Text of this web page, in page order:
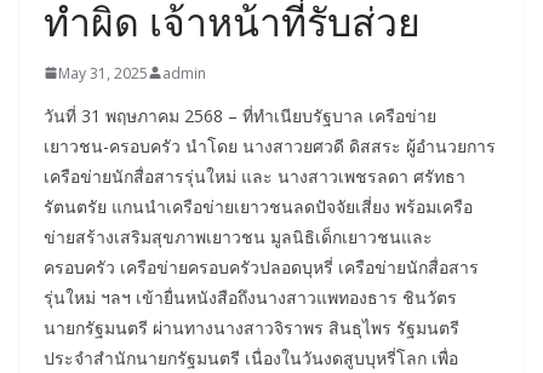
ทำผิด เจ้าหน้าที่รับส่วย
May 31, 2025 admin
วันที่ 31 พฤษภาคม 2568 – ที่ทำเนียบรัฐบาล เครือข่าย
เยาวชน-ครอบครัว นำโดย นางสาวยศวดี ดิสสระ ผู้อำนวยการ
เครือข่ายนักสื่อสารรุ่นใหม่ และ นางสาวเพชรลดา ศรัทธา
รัตนตรัย แกนนำเครือข่ายเยาวชนลดปัจจัยเสี่ยง พร้อมเครือ
ข่ายสร้างเสริมสุขภาพเยาวชน มูลนิธิเด็กเยาวชนและ
ครอบครัว เครือข่ายครอบครัวปลอดบุหรี่ เครือข่ายนักสื่อสาร
รุ่นใหม่ ฯลฯ เข้ายื่นหนังสือถึงนางสาวแพทองธาร ชินวัตร
นายกรัฐมนตรี ผ่านทางนางสาวจิราพร สินธุไพร รัฐมนตรี
ประจำสำนักนายกรัฐมนตรี เนื่องในวันงดสูบบุหรี่โลก เพื่อ